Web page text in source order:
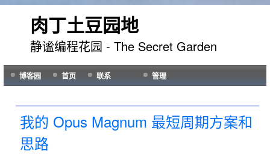
肉丁土豆园地
静谧编程花园 - The Secret Garden
博客园 首页 联系 管理
我的 Opus Magnum 最短周期方案和
思路